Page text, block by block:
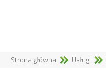
Strona główna Usługi